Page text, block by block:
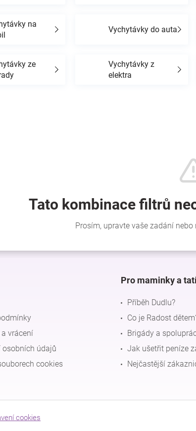
na
Vychytávky do auta
ze
Vychytávky z
elektra
vrácení
osobních údajů
cookies
Pro maminky a
Příběh Dudlu?
Co je Radost
Brigády a
Jak ušetřit peníze
Nejčastější
cookies